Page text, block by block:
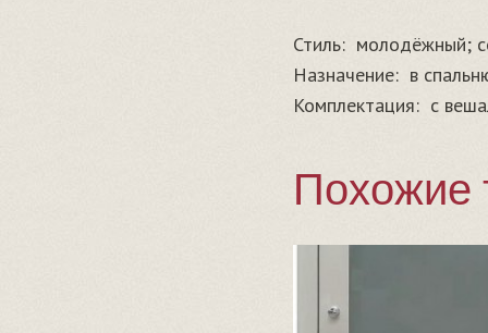
Стиль: молодёжный;
Назначение: в
Комплектация: с
Похожие